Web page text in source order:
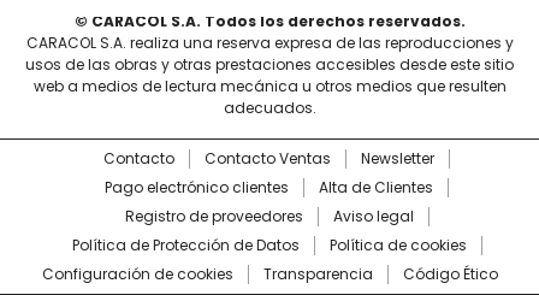
© CARACOL S.A. Todos los derechos reservados.
CARACOL S.A. realiza una reserva expresa de las reproducciones y
usos de las obras y otras prestaciones accesibles desde este sitio
web a medios de lectura mecánica u otros medios que resulten
adecuados.
Contacto Contacto Ventas
Newsletter
Pago electrónico clientes
Alta de Clientes
Registro de proveedores
Aviso legal
Política de Protección de Datos
Política de cookies
Configuración de cookies
Transparencia Código Ético